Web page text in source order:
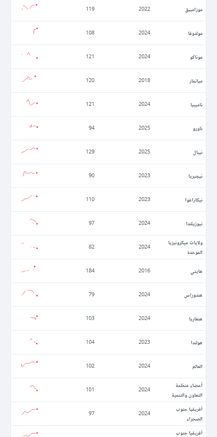
موزامبيق 2022
119
مولدوفا 2024
108
موناكو 2024
121
ميانمار 2018
120
ناميبيا 2024
121
ناورو 2025
94
نيبال 2025
129
نيجيريا 2023
90
نيكاراغوا 2023
110
نيوزيلندا 2024
97
ولايات ميكرونيزيا
الموحدة
2024
82
ھايتي 2016
184
ھندوراس 2024
79
ھنغاريا 2024
103
ھولندا 2023
104
العالم 2024
102
أعضاء منظمة
التعاون والتنمية
2024
101
أفريقيا جنوب
الصحراء
2024
97
أفريقيا جنوب